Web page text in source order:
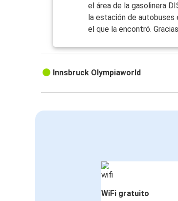
el área de la gasolinera
la estación de autobuses
el que la encontró.
Innsbruck Olympiaworld
WiFi gratuito